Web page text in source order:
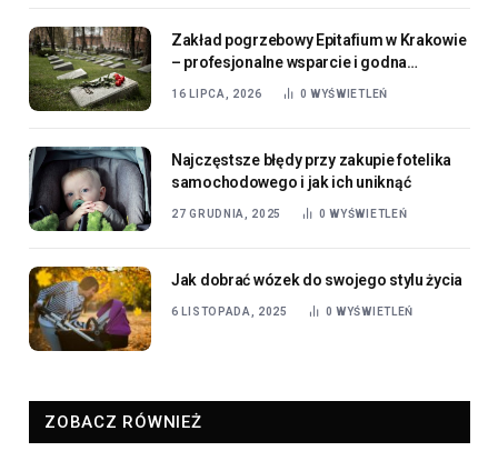
Zakład pogrzebowy Epitafium w Krakowie
– profesjonalne wsparcie i godna
organizacja ostatniego pożegnania
16 LIPCA, 2026 0 WYŚWIETLEŃ
Najczęstsze błędy przy zakupie fotelika
samochodowego i jak ich uniknąć
27 GRUDNIA, 2025 0WYŚWIETLEŃ
Jak dobrać wózek do swojego stylu życia
6 LISTOPADA, 2025 0WYŚWIETLEŃ
ZOBACZ RÓWNIEŻ